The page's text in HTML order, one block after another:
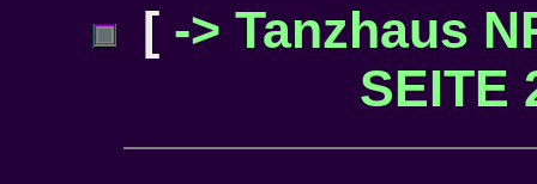
[ -> Tanzhaus
SEITE